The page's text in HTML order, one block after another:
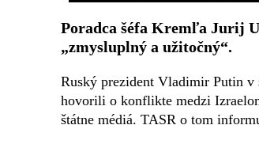
Poradca šéfa Kremľa Jurij
„zmysluplný a užitočný“.
Ruský prezident Vladimir Putin v
hovorili o konflikte medzi
štátne médiá. TASR o tom